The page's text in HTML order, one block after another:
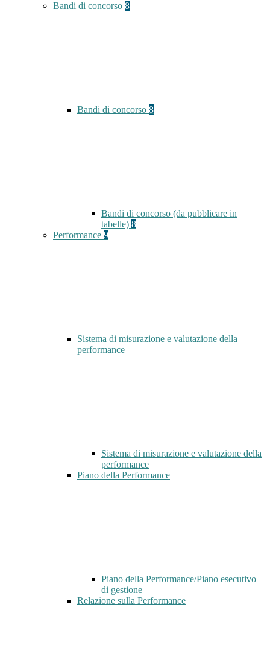
Bandi di concorso 8
Bandi di concorso 8
Bandi di concorso (da pubblicare in
tabelle) 8
Performance 9
Sistema di misurazione e valutazione della
performance
Sistema di misurazione e valutazione della
performance
Piano della Performance
Piano della Performance/Piano esecutivo
di gestione
Relazione sulla Performance